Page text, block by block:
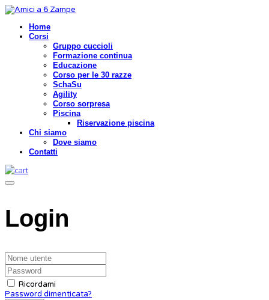
Home
Corsi
Gruppo cuccioli
Formazione continua
Educazione
Corso per le 30 razze
SchaSu
Agility
Corso sorpresa
Piscina
Riservazione piscina
Chi siamo
Dove siamo
Contatti
Login
Ricordami
Password dimenticata?